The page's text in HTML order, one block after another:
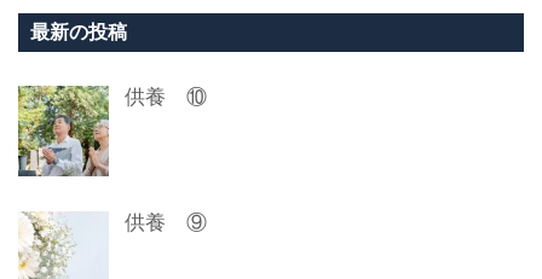
ビ
ー
シ
ョ
ン
最新の投稿
供養 ⑩
供養 ⑨